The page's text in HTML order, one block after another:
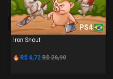
PS4
Iron Snout
R$ 6,72 R$ 26,90